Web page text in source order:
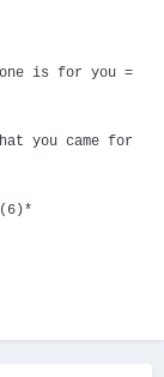
one is for you =
you came for
(6)*